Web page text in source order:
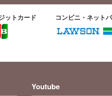
ットカード コンビニ・ネット
Youtube